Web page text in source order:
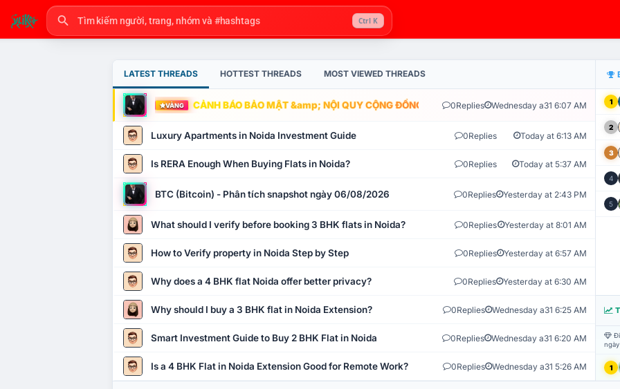
Ctrl K
LATEST THREADS HOTTEST THREADS MOST VIEWED THREADS
VÀNG CẢNH BÁO BẢO MẬT &amp; NỘI QUY CỘNG ĐỒNG VLIKE.VN: HỆ THỐNG GIÁM SÁT TỰ
0Replies Wednesday a31 6:07 AM
Luxury Apartments in Noida Investment Guide 0Replies Today at 6:13 AM
Is RERA Enough When Buying Flats in Noida? 0Replies Today at 5:37 AM
BTC (Bitcoin) - Phân tích snapshot ngày 06/08/2026 0Replies Yesterday at 2:43 PM
What should I verify before booking 3 BHK flats in Noida? 0Replies Yesterday at 8:01 AM
How to Verify property in Noida Step by Step 0Replies Yesterday at 6:57 AM
Why does a 4 BHK flat Noida offer better privacy? 0Replies Yesterday at 6:30 AM
Why should I buy a 3 BHK flat in Noida Extension? 0Replies Wednesday a31 6:25 AM
Smart Investment Guide to Buy 2 BHK Flat in Noida 0Replies Wednesday a31 6:20 AM
Is a 4 BHK Flat in Noida Extension Good for Remote Work? 0Replies Wednesday a31 5:26 AM
1
2
3
4
5
1